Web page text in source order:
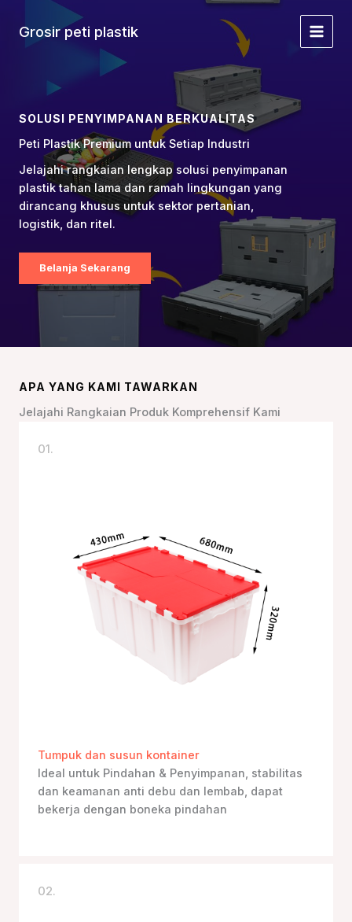
konten
Grosir peti plastik
Menu
SOLUSI PENYIMPANAN BERKUALITAS
Peti Plastik Premium untuk Setiap Industri
Jelajahi rangkaian lengkap solusi penyimpanan
plastik tahan lama dan ramah lingkungan yang
dirancang khusus untuk sektor pertanian,
logistik, dan ritel.
Belanja Sekarang
APA YANG KAMI TAWARKAN
Jelajahi Rangkaian Produk Komprehensif Kami
01.
Tumpuk dan susun kontainer
Ideal untuk Pindahan & Penyimpanan, stabilitas
dan keamanan anti debu dan lembab, dapat
bekerja dengan boneka pindahan
02.